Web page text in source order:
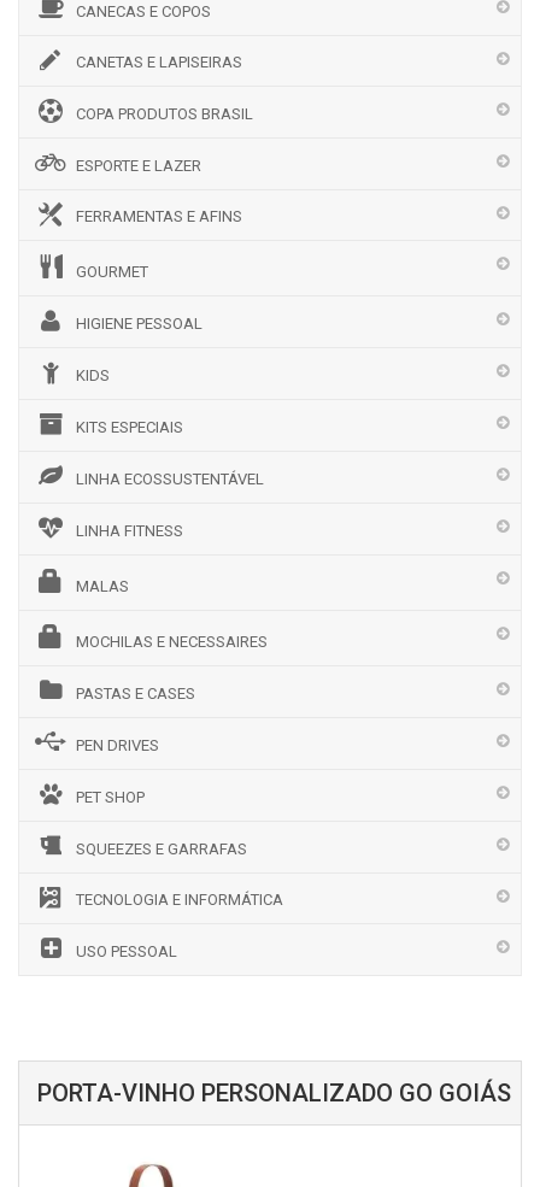
CANECAS E COPOS
CANETAS E LAPISEIRAS
COPA PRODUTOS BRASIL
ESPORTE E LAZER
FERRAMENTAS E AFINS
GOURMET
HIGIENE PESSOAL
KIDS
KITS ESPECIAIS
LINHA ECOSSUSTENTÁVEL
LINHA FITNESS
MALAS
MOCHILAS E NECESSAIRES
PASTAS E CASES
PEN DRIVES
PET SHOP
SQUEEZES E GARRAFAS
TECNOLOGIA E INFORMÁTICA
USO PESSOAL
PORTA-VINHO PERSONALIZADO GO GOIÁS